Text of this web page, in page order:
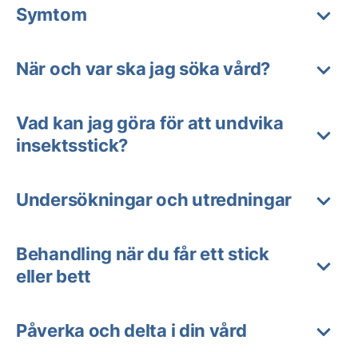
Symtom
När och var ska jag söka vård?
Vad kan jag göra för att undvika
insektsstick?
Undersökningar och utredningar
Behandling när du får ett stick
eller bett
Påverka och delta i din vård